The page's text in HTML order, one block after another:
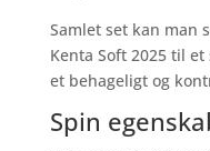
Samlet set kan man
Kenta Soft 2025 til
et behageligt og
Spin